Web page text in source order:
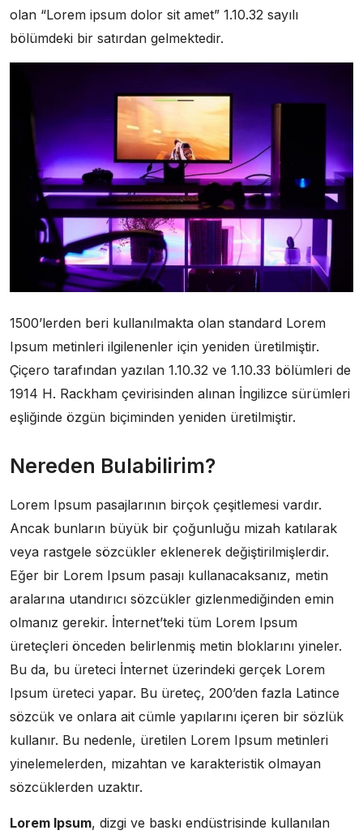
olan “Lorem ipsum dolor sit amet” 1.10.32 sayılı
bölümdeki bir satırdan gelmektedir.
1500’lerden beri kullanılmakta olan standard Lorem
Ipsum metinleri ilgilenenler için yeniden üretilmiştir.
Çiçero tarafından yazılan 1.10.32 ve 1.10.33 bölümleri de
1914 H. Rackham çevirisinden alınan İngilizce sürümleri
eşliğinde özgün biçiminden yeniden üretilmiştir.
Nereden Bulabilirim?
Lorem Ipsum pasajlarının birçok çeşitlemesi vardır.
Ancak bunların büyük bir çoğunluğu mizah katılarak
veya rastgele sözcükler eklenerek değiştirilmişlerdir.
Eğer bir Lorem Ipsum pasajı kullanacaksanız, metin
aralarına utandırıcı sözcükler gizlenmediğinden emin
olmanız gerekir. İnternet’teki tüm Lorem Ipsum
üreteçleri önceden belirlenmiş metin bloklarını yineler.
Bu da, bu üreteci İnternet üzerindeki gerçek Lorem
Ipsum üreteci yapar. Bu üreteç, 200’den fazla Latince
sözcük ve onlara ait cümle yapılarını içeren bir sözlük
kullanır. Bu nedenle, üretilen Lorem Ipsum metinleri
yinelemelerden, mizahtan ve karakteristik olmayan
sözcüklerden uzaktır.
Lorem Ipsum, dizgi ve baskı endüstrisinde kullanılan